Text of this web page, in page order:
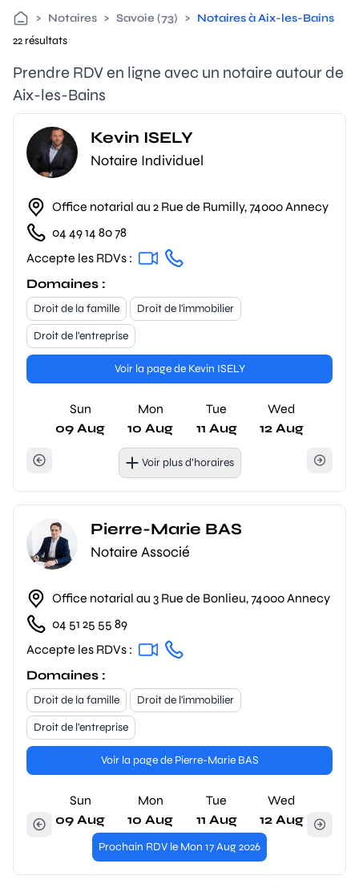
> Notaires > Savoie (73) > Notaires à Aix-les-Bains
22 résultats
Prendre RDV en ligne avec un notaire autour de
Aix-les-Bains
Kevin ISELY
Notaire Individuel
Office notarial au 2 Rue de Rumilly, 74000 Annecy
04 49 14 80 78
Accepte les RDVs :
Domaines :
Droit de la famille
Droit de l'immobilier
Droit de l'entreprise
Voir la page de Kevin ISELY
Sun
09 Aug
Mon
10 Aug
Tue
11 Aug
Wed
12 Aug
Voir plus d’horaires
Pierre-Marie BAS
Notaire Associé
Office notarial au 3 Rue de Bonlieu, 74000 Annecy
04 51 25 55 89
Accepte les RDVs :
Domaines :
Droit de la famille
Droit de l'immobilier
Droit de l'entreprise
Voir la page de Pierre-Marie BAS
Sun
09 Aug
Mon
10 Aug
Tue
11 Aug
Wed
12 Aug
Prochain RDV le Mon 17 Aug 2026